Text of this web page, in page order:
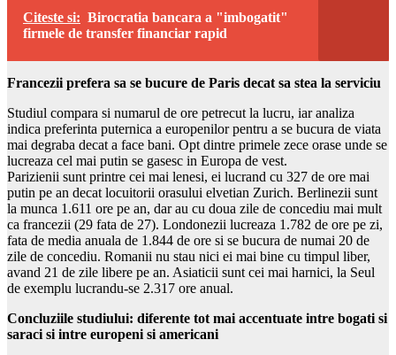
Citeste si: Birocratia bancara a "imbogatit"
firmele de transfer financiar rapid
Francezii prefera sa se bucure de Paris decat sa stea la serviciu
Studiul compara si numarul de ore petrecut la lucru, iar analiza
indica preferinta puternica a europenilor pentru a se bucura de viata
mai degraba decat a face bani. Opt dintre primele zece orase unde se
lucreaza cel mai putin se gasesc in Europa de vest.
Parizienii sunt printre cei mai lenesi, ei lucrand cu 327 de ore mai
putin pe an decat locuitorii orasului elvetian Zurich. Berlinezii sunt
la munca 1.611 ore pe an, dar au cu doua zile de concediu mai mult
ca francezii (29 fata de 27). Londonezii lucreaza 1.782 de ore pe zi,
fata de media anuala de 1.844 de ore si se bucura de numai 20 de
zile de concediu. Romanii nu stau nici ei mai bine cu timpul liber,
avand 21 de zile libere pe an. Asiaticii sunt cei mai harnici, la Seul
de exemplu lucrandu-se 2.317 ore anual.
Concluziile studiului: diferente tot mai accentuate intre bogati si
saraci si intre europeni si americani